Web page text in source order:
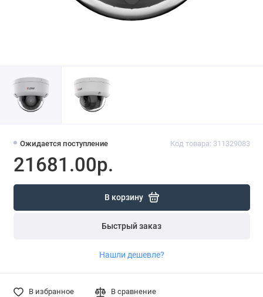
Ожидается поступление Код товара: 311329083
21681.00р.
В корзину
Быстрый заказ
Нашли дешевле?
В избранное В сравнение